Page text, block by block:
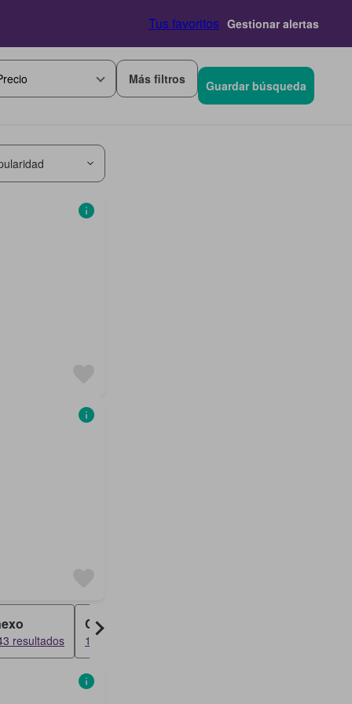
Tus favoritos Gestionar alertas
Más filtros Guardar búsqueda
resultados
Condominio
1294 resultados